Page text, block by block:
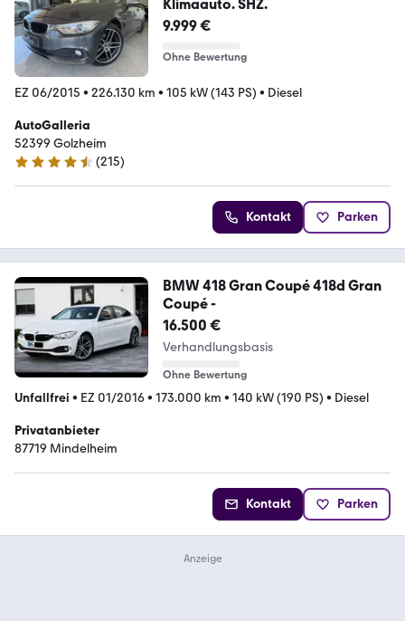
Klimaauto. SHZ.
9.999 €
Ohne Bewertung
EZ 06/2015 • 226.130 km • 105 kW (143 PS) • Diesel
AutoGalleria
52399 Golzheim
4.7 Sterne
(215)
Kontakt Parken
BMW 418 Gran Coupé 418d Gran
Coupé -
16.500 €
Verhandlungsbasis
Ohne Bewertung
Unfallfrei • EZ 01/2016• 173.000 km • 140 kW (190 PS) • Diesel
Privatanbieter
87719 Mindelheim
Kontakt Parken